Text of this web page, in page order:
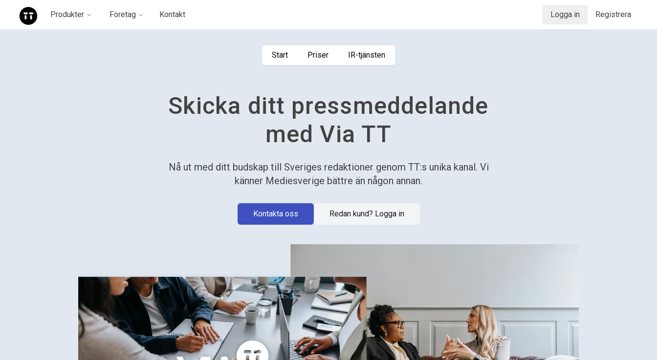
Produkter Företag Kontakt Logga in Registrera
Start Priser IR-tjänsten
Skicka ditt pressmeddelande
med Via TT
Nå ut med ditt budskap till Sveriges redaktioner genom TT:s unika kanal. Vi
känner Mediesverige bättre än någon annan.
Kontakta oss Redan kund? Logga in